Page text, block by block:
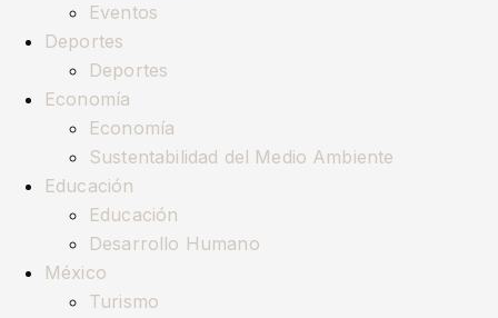
Eventos
Deportes
Deportes
Economía
Economía
Sustentabilidad del Medio Ambiente
Educación
Educación
Desarrollo Humano
México
Turismo